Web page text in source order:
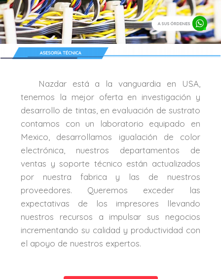
Nazdar está a la vanguardia en USA,
tenemos la mejor oferta en investigación y
desarrollo de tintas, en evaluación de sustrato
contamos con un laboratorio equipado en
Mexico, desarrollamos igualación de color
electrónica, nuestros departamentos de
ventas y soporte técnico están actualizados
por nuestra fabrica y las de nuestros
proveedores. Queremos exceder las
expectativas de los impresores llevando
nuestros recursos a impulsar sus negocios
incrementando su calidad y productividad con
el apoyo de nuestros expertos.